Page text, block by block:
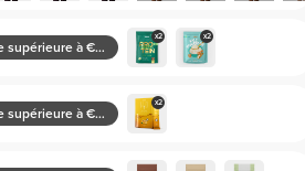
Pour toute commande supérieure à €30
x2 x2
Pour toute commande supérieure à €50
x2